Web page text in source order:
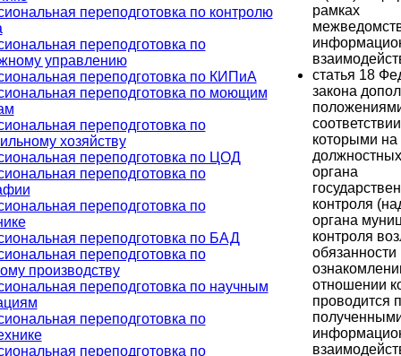
переподготовка по контролю
переподготовка по
управлению
переподготовка по КИПиА
переподготовка по моющим
переподготовка по
хозяйству
переподготовка по ЦОД
переподготовка по
переподготовка по
переподготовка по БАД
переподготовка по
производству
переподготовка по научным
переподготовка по
переподготовка по
рамках
статья 18
закона
которыми на
органа
контроля
органа
контроля
обязанности
отношении
проводится